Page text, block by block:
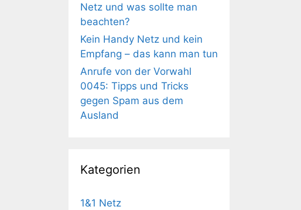
Netz und was sollte man
beachten?
Kein Handy Netz und kein
Empfang – das kann man tun
Anrufe von der Vorwahl
0045: Tipps und Tricks
gegen Spam aus dem
Ausland
Kategorien
1&1 Netz